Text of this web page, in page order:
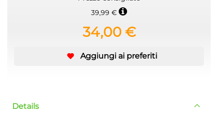
39,99 €
34,00 €
Aggiungi ai preferiti
Details